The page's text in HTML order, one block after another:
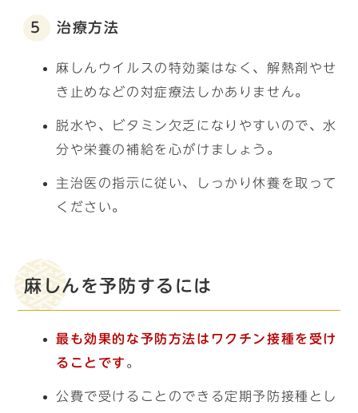
5 治療方法
麻しんウイルスの特効薬はなく、解熱剤やせ
き止めなどの対症療法しかありません。
脱水や、ビタミン欠乏になりやすいので、水
分や栄養の補給を心がけましょう。
主治医の指示に従い、しっかり休養を取って
ください。
麻しんを予防するには
最も効果的な予防方法はワクチン接種を受け
ることです 。
公費で受けることのできる定期予防接種とし